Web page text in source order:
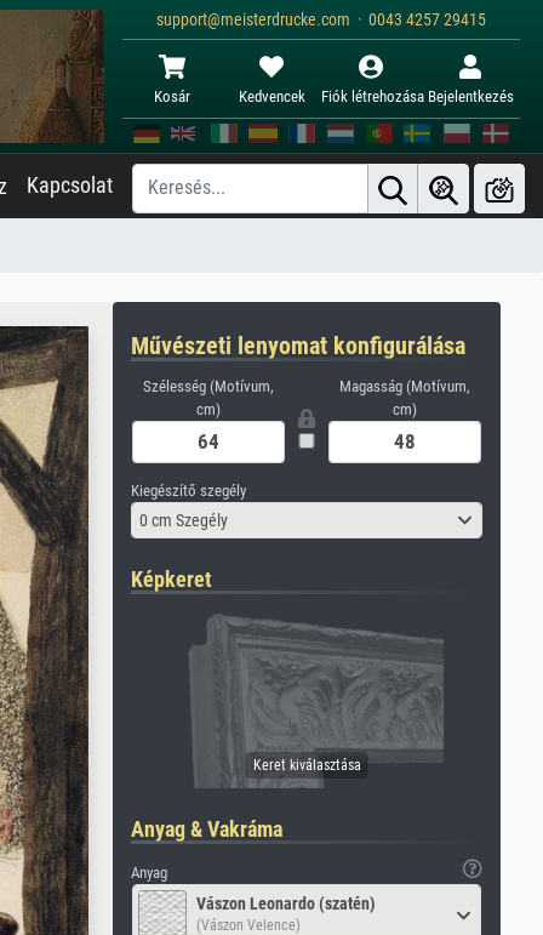
support@meisterdrucke.com · 0043 4257 29415
Kosár Kedvencek Fiók létrehozása Bejelentkezés
Kapcsolat
Művészeti lenyomat konfigurálása
Szélesség (Motívum,
cm)
Magasság (Motívum,
cm)
Kiegészítő szegély
0 cm Szegély
Képkeret
Anyag & Vakráma
Anyag
Vászon Leonardo (szatén)
(Vászon Velence)